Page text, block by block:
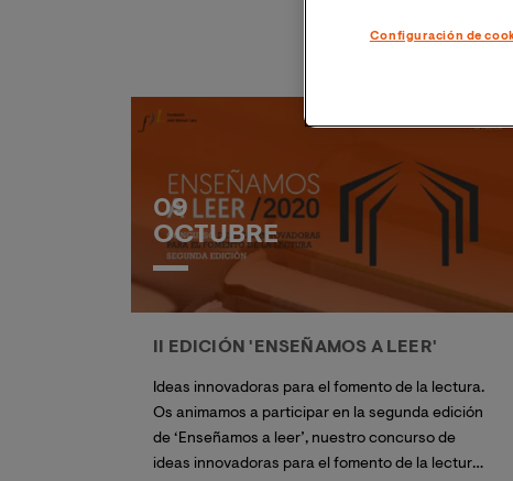
09
OCTUBRE
II EDICIÓN 'ENSEÑAMOS A LEER'
Ideas innovadoras para el fomento de la lectura.
Os animamos a participar en la segunda edición
de ‘Enseñamos a leer’, nuestro concurso de
ideas innovadoras para el fomento de la lectura,
Configuración de